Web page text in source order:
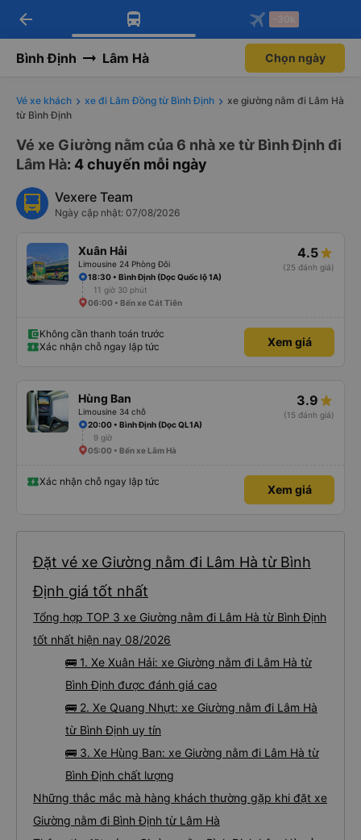
Tải app Vexere ngay!
Nhận ưu đãi thành viên độc
Mở app
Tải app Vexere
-30k/ghế khi đặt vé máy bay qua
Mở app
arrow_back -30k
Bình Định Lâm Hà Chọn ngày
Vé xe khách xe đi Lâm Đồng từ Bình Định
xe giường nằm đi Lâm Hà
từ Bình Định
Vé xe Giường nằm của 6 nhà xe từ Bình Định đi
Lâm Hà: 4 chuyến mỗi ngày
Vexere Team
Ngày cập nhật: 07/08/2026
Xuân Hải
Limousine 24 Phòng Đôi
4.5
(25 đánh giá)
18:30 • Bình Định (Dọc Quốc lộ 1A)
11 giờ 30 phút
06:00 • Bến xe Cát Tiên
Không cần thanh toán trước
Xác nhận chỗ ngay lập tức
Xem giá
Hùng Ban
Limousine 34 chỗ
3.9
(15 đánh giá)
20:00 • Bình Định (Dọc QL1A)
9 giờ
05:00 • Bến xe Lâm Hà
Xác nhận chỗ ngay lập tức
Xem giá
Đặt vé xe Giường nằm đi Lâm Hà từ Bình
Định giá tốt nhất
Tổng hợp TOP 3 xe Giường nằm đi Lâm Hà từ Bình Định
tốt nhất hiện nay 08/2026
🚌 1. Xe Xuân Hải: xe Giường nằm đi Lâm Hà từ
Bình Định được đánh giá cao
🚌 2. Xe Quang Nhựt: xe Giường nằm đi Lâm Hà
từ Bình Định uy tín
🚌 3. Xe Hùng Ban: xe Giường nằm đi Lâm Hà từ
Bình Định chất lượng
Những thắc mắc mà hàng khách thường gặp khi đặt xe
Giường nằm đi Bình Định từ Lâm Hà